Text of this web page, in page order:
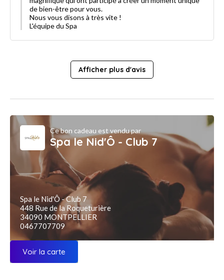
de bien-être pour vous.
Nous vous disons à très vite !
L'équipe du Spa
Afficher plus d'avis
Ce bon cadeau est vendu par
Spa le Nid'Ô - Club 7
Spa le Nid'Ô - Club 7
448 Rue de la Roqueturière
34090 MONTPELLIER
0467707709
Voir la carte